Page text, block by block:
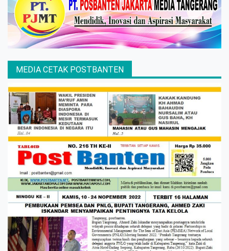
MEDIA CETAK POSTBANTEN